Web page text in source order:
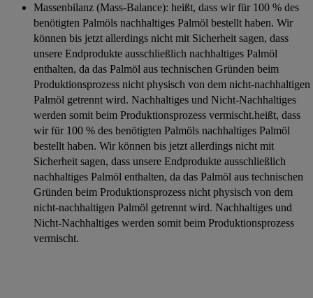
Massenbilanz (Mass-Balance): heißt, dass wir für 100 % des
benötigten Palmöls nachhaltiges Palmöl bestellt haben. Wir
können bis jetzt allerdings nicht mit Sicherheit sagen, dass
unsere Endprodukte ausschließlich nachhaltiges Palmöl
enthalten, da das Palmöl aus technischen Gründen beim
Produktionsprozess nicht physisch von dem nicht-nachhaltigen
Palmöl getrennt wird. Nachhaltiges und Nicht-Nachhaltiges
werden somit beim Produktionsprozess vermischt.heißt, dass
wir für 100 % des benötigten Palmöls nachhaltiges Palmöl
bestellt haben. Wir können bis jetzt allerdings nicht mit
Sicherheit sagen, dass unsere Endprodukte ausschließlich
nachhaltiges Palmöl enthalten, da das Palmöl aus technischen
Gründen beim Produktionsprozess nicht physisch von dem
nicht-nachhaltigen Palmöl getrennt wird. Nachhaltiges und
Nicht-Nachhaltiges werden somit beim Produktionsprozess
vermischt.